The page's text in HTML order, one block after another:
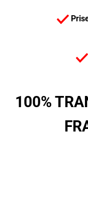
100%